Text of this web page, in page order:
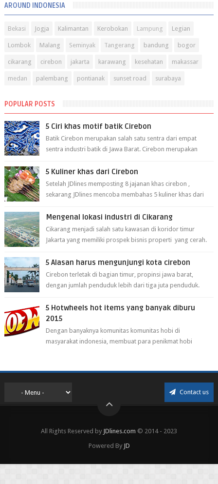
AROUND INDONESIA
Bekasi Jogja Kalimantan Kerobokan Lampung Legian
Lombok Malang Seminyak Tangerang bandung bogor
cikarang cirebon jakarta karawang kesehatan makassar
medan palembang pontianak sunset road surabaya
POPULAR POSTS
5 Ciri khas motif batik Cirebon
Batik Cirebon merupakan salah satu sentra dari empat
sentra industri batik di Jawa Barat. Cirebon merupakan
5 Kuliner khas dari Cirebon
Setelah JDlines memposting 8 jajanan khas cirebon ,
sekarang JDlines mencoba membahas 5 kuliner khas dari
Mengenal lokasi industri di Cikarang
Cikarang menjadi salah satu kawasan di koridor timur
Jakarta yang memiliki prospek bisnis properti yang cerah.
5 Alasan harus mengunjungi kota cirebon
Cirebon terletak di bagian timur, propinsi jawa barat,
dengan jumlah penduduk lebih dari tiga juta penduduk.
5 Hotwheels hot items yang banyak diburu
2015
Dengan banyaknya komunitas komunitas hobi di
masyarakat indonesia, membuat para penikmat hobi
Contact us
All Rights Reserved by JDlines.com © 2014 - 2023
Powered By JD